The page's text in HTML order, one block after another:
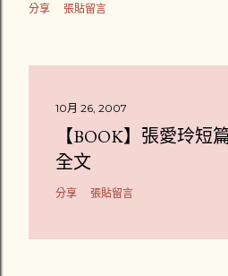
分享 張貼留言
10月 26, 2007
【BOOK】張愛玲短
全文
分享 張貼留言